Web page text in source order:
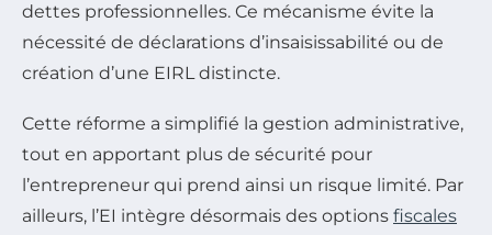
dettes professionnelles. Ce mécanisme évite la
nécessité de déclarations d’insaisissabilité ou de
création d’une EIRL distincte.
Cette réforme a simplifié la gestion administrative,
tout en apportant plus de sécurité pour
l’entrepreneur qui prend ainsi un risque limité. Par
ailleurs, l’EI intègre désormais des options fiscales